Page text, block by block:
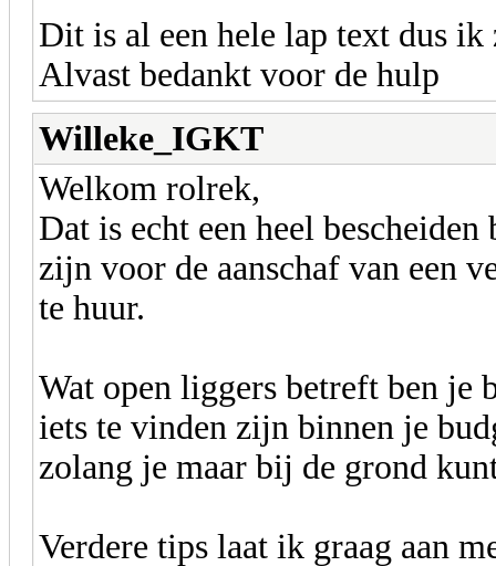
Dit is al een hele lap text dus
Alvast bedankt voor de hulp
Willeke_IGKT
Welkom rolrek,
Dat is echt een heel
zijn voor de aanschaf van een
te huur.
Wat open liggers betreft ben je
iets te vinden zijn binnen je
zolang je maar bij de grond
Verdere tips laat ik graag aan